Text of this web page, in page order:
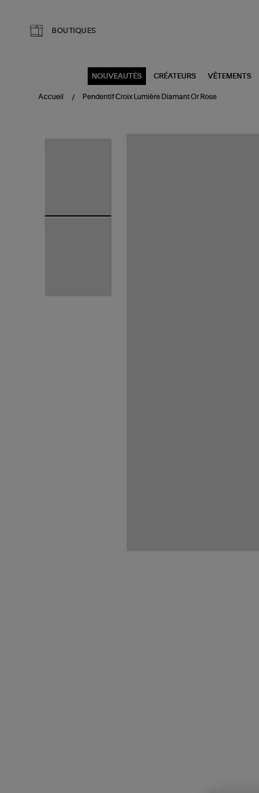
BOUTIQUES
NOUVEAUTÉS CRÉATEURS VÊTEMENTS
Accueil Pendentif Croix Lumière Diamant Or Rose